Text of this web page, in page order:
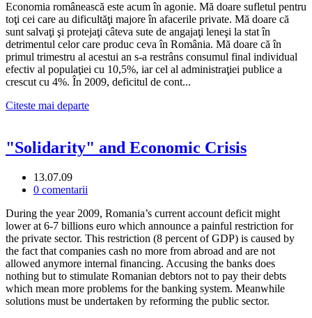
Economia românească este acum în agonie. Mă doare sufletul pentru
toţi cei care au dificultăţi majore în afacerile private. Mă doare că
sunt salvaţi şi protejaţi câteva sute de angajaţi leneşi la stat în
detrimentul celor care produc ceva în România. Mă doare că în
primul trimestru al acestui an s-a restrâns consumul final individual
efectiv al populaţiei cu 10,5%, iar cel al administraţiei publice a
crescut cu 4%. În 2009, deficitul de cont...
Citeste mai departe
"Solidarity" and Economic Crisis
13.07.09
0 comentarii
During the year 2009, Romania’s current account deficit might
lower at 6-7 billions euro which announce a painful restriction for
the private sector. This restriction (8 percent of GDP) is caused by
the fact that companies cash no more from abroad and are not
allowed anymore internal financing. Accusing the banks does
nothing but to stimulate Romanian debtors not to pay their debts
which mean more problems for the banking system. Meanwhile
solutions must be undertaken by reforming the public sector.